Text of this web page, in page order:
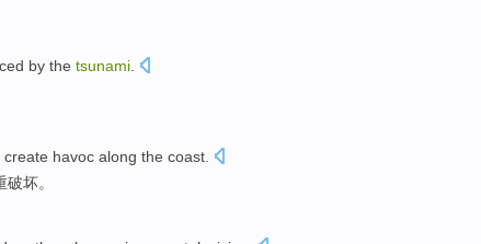
by the tsunami
create havoc along the coast
破坏。